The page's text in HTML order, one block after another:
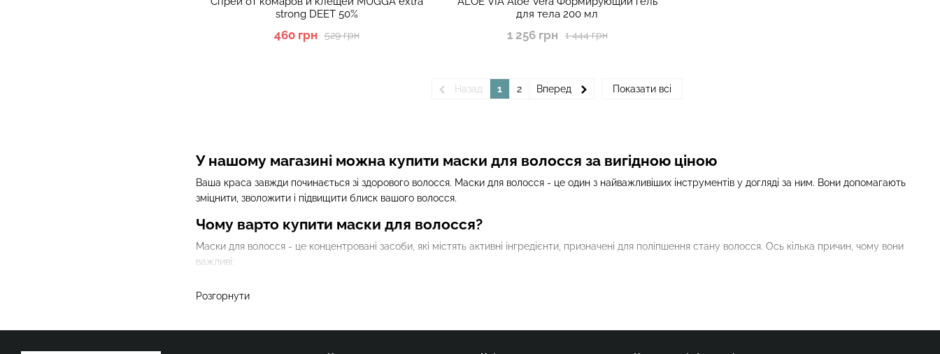
У нашому магазині можна купити маски для волосся за вигідною ціною
Ваша краса завжди починається зі здорового волосся. Маски для волосся - це один з найважливіших інструментів у догляді за ним. Вони допомагають
зміцнити, зволожити і підвищити блиск вашого волосся.
Чому варто купити маски для волосся?
Маски для волосся - це концентровані засоби, які містять активні інгредієнти, призначені для поліпшення стану волосся. Ось кілька причин, чому вони
важливі:
забезпечують м'якість і сяйво.
Розгорнути
strong DEET 50%
529 грн
460 грн
для тела 200 мл
1 444 грн
1 256 грн
Назад 1 2 Вперед Показати всі